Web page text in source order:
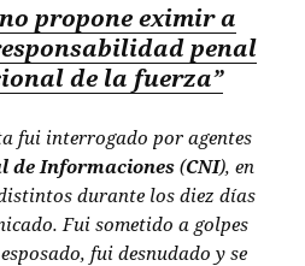
propone eximir a
penal
de la fuerza”
fui interrogado por agentes
de Informaciones (CNI), en
durante los diez días
Fui sometido a golpes
fui desnudado y se